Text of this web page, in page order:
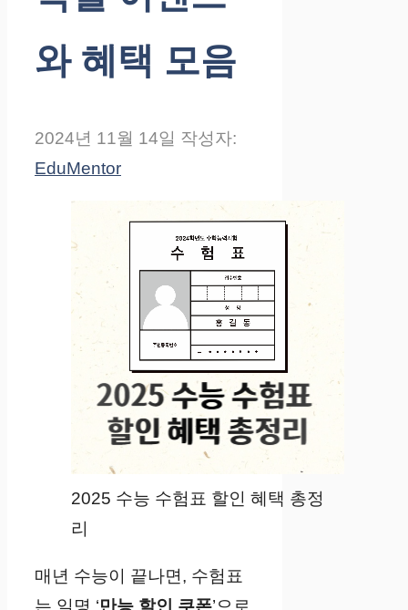
와 혜택 모음
2024년 11월 14일 작성자:
EduMentor
2025 수능 수험표 할인 혜택 총정
리
매년 수능이 끝나면, 수험표
는 일명 ‘만능 할인 쿠폰’으로